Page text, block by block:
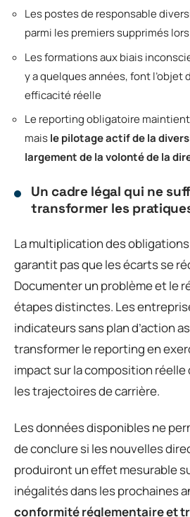
Les postes de responsable
parmi les premiers supprimés
Les formations aux biais
y a quelques années, font l’objet
efficacité réelle
Le reporting obligatoire
maisle pilotage actif de la
largement de la volonté de la
Un cadre légal qui ne
transformer les
La multiplication des
garantit pas que les écarts se
Documenter un problème et le
étapes distinctes. Les
indicateurs sans plan d’action
transformer le reporting en
impact sur la composition réelle
les trajectoires de carrière.
Les données disponibles ne
de conclure si les nouvelles
produiront un effet mesurable
inégalités dans les prochaines
conformité réglementaire et